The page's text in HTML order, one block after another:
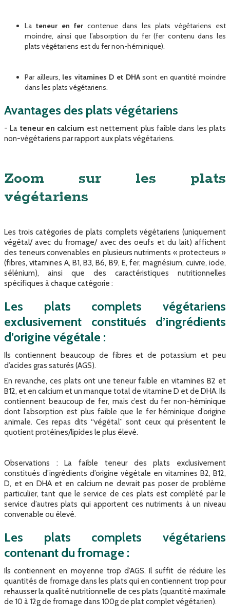
La teneur en fer contenue dans les plats végétariens est
moindre, ainsi que l’absorption du fer (fer contenu dans les
plats végétariens est du fer non-héminique).
Par ailleurs, les vitamines D et DHAsont en quantité moindre
dans les plats végétariens.
Avantages des plats végétariens
- La teneur en calcium est nettement plus faible dans les plats
non-végétariens par rapport aux plats végétariens.
Zoom sur les plats
végétariens
Les trois catégories de plats complets végétariens (uniquement
végétal/ avec du fromage/ avec des oeufs et du lait) affichent
des teneurs convenables en plusieurs nutriments « protecteurs »
(fibres, vitamines A, B1, B3, B6, B9, E, fer, magnésium, cuivre, iode,
sélénium), ainsi que des caractéristiques nutritionnelles
spécifiques à chaque catégorie :
Les plats complets végétariens
exclusivement constitués d’ingrédients
d’origine végétale :
Ils contiennent beaucoup de fibres et de potassium et peu
d’acides gras saturés (AGS).
En revanche, ces plats ont une teneur faible en vitamines B2 et
B12, et en calcium et un manque total de vitamine D et de DHA. Ils
contiennent beaucoup de fer, mais c’est du fer non-héminique
dont l’absorption est plus faible que le fer héminique d’origine
animale. Ces repas dits “végétal” sont ceux qui présentent le
quotient protéines/lipides le plus élevé.
Observations : La faible teneur des plats exclusivement
constitués d’ingrédients d’origine végétale en vitamines B2, B12,
D, et en DHA et en calcium ne devrait pas poser de problème
particulier, tant que le service de ces plats est complété par le
service d’autres plats qui apportent ces nutriments à un niveau
convenable ou élevé.
Les plats complets végétariens
contenant du fromage :
Ils contiennent en moyenne trop d’AGS. Il suffit de réduire les
quantités de fromage dans les plats qui en contiennent trop pour
rehausser la qualité nutritionnelle de ces plats (quantité maximale
de 10 à 12g de fromage dans 100g de plat complet végétarien).